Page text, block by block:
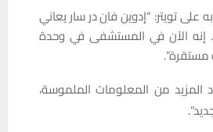
تويتر: “إدوين فان در سار يعاني
الآن في المستشفى في وحدة
مستقرة”.
من المعلومات الملموسة،